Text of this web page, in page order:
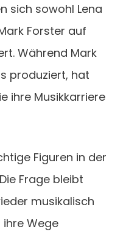
sich sowohl Lena
Forster auf
Während Mark
produziert, hat
ihre Musikkarriere
Figuren in der
Frage bleibt
musikalisch
Wege